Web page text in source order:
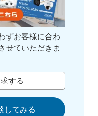
ずお客様に合わ
せていただきま
する
してみる